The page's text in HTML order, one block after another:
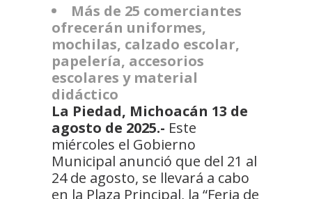
Más de 25 comerciantes
ofrecerán uniformes,
mochilas, calzado escolar,
papelería, accesorios
escolares y material
didáctico
La Piedad, Michoacán 13 de
agosto de 2025.- Este
miércoles el Gobierno
Municipal anunció que del 21 al
24 de agosto, se llevará a cabo
en la Plaza Principal, la “Feria de